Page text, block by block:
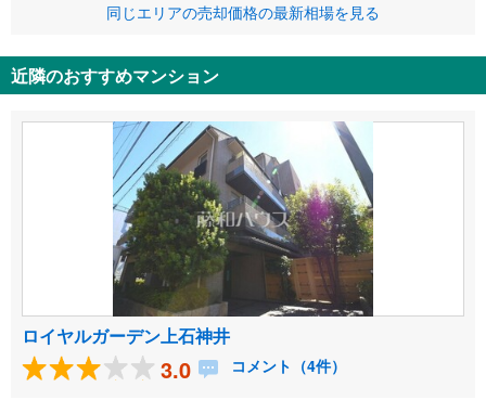
同じエリアの売却価格の最新相場を見る
近隣のおすすめマンション
ロイヤルガーデン上石神井
3.0 コメント（4件）